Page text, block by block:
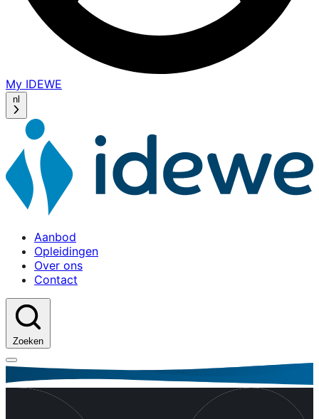
My IDEWE
window)
nl
Aanbod
Opleidingen
Over ons
Contact
Zoeken